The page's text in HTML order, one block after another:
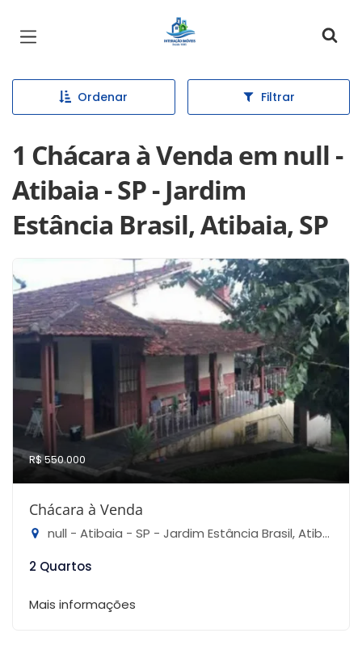
Página inicial
Ordenar Filtrar
1 Chácara à Venda em null -
Atibaia - SP - Jardim
Estância Brasil, Atibaia, SP
R$ 550.000
Chácara à Venda
null - Atibaia - SP - Jardim Estância Brasil, Atibaia-SP
2 Quartos
Mais informações